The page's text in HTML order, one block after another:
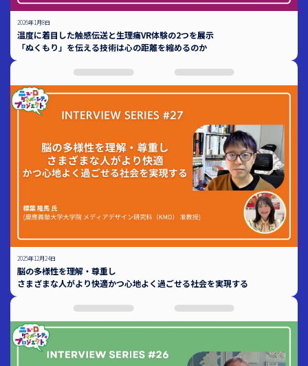
2026年1月8日
温度に着目した触感伝送と生理痛VR体験の2つを展示
「ぬくもり」を伝える技術は心の距離を縮めるのか
2025年12月24日
脳の多様性を理解・尊重し
さまざまな人がより快適かつ心地よく過ごせる社会を実現する